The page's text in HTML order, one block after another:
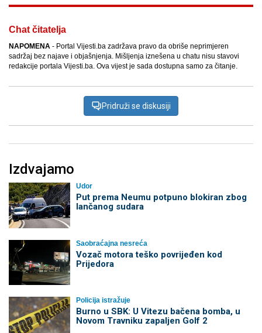
Chat čitatelja
NAPOMENA - Portal Vijesti.ba zadržava pravo da obriše neprimjeren
sadržaj bez najave i objašnjenja. Mišljenja iznešena u chatu nisu stavovi
redakcije portala Vijesti.ba. Ova vijest je sada dostupna samo za čitanje.
Pridruži se diskusiji
Izdvajamo
Udor
Put prema Neumu potpuno blokiran zbog
lančanog sudara
Saobraćajna nesreća
Vozač motora teško povrijeđen kod
Prijedora
Policija istražuje
Burno u SBK: U Vitezu bačena bomba, u
Novom Travniku zapaljen Golf 2